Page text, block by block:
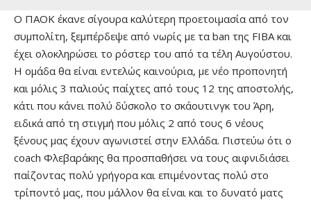
Ο ΠΑΟΚ έκανε σίγουρα καλύτερη προετοιμασία από τον
συμπολίτη, ξεμπέρδεψε από νωρίς με τα ban της FIBA και
έχει ολοκληρώσει το ρόστερ του από τα τέλη Αυγούστου.
Η ομάδα θα είναι εντελώς καινούρια, με νέο προπονητή
και μόλις 3 παλιούς παίχτες από τους 12 της αποστολής,
κάτι που κάνει πολύ δύσκολο το σκάουτινγκ του Άρη,
ειδικά από τη στιγμή που μόλις 2 από τους 6 νέους
ξένους μας έχουν αγωνιστεί στην Ελλάδα. Πιστεύω ότι ο
coach Φλεβαράκης θα προσπαθήσει να τους αιφνιδιάσει
παίζοντας πολύ γρήγορα και επιμένοντας πολύ στο
τρίποντό μας, που μάλλον θα είναι και το δυνατό ματς